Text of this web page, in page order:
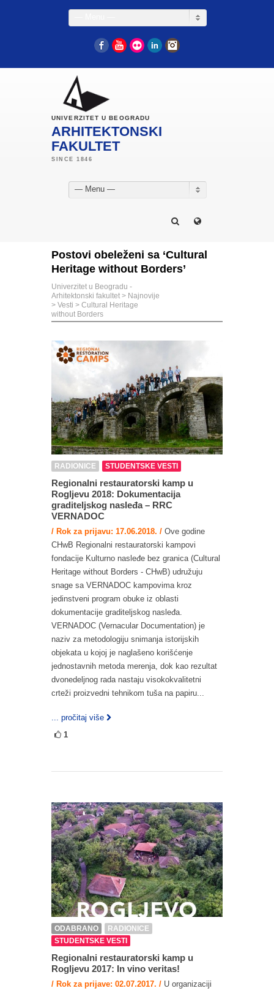
FacebookYouTube
Flickr LinkedIn
UNIVERZITET U BEOGRADU
ARHITEKTONSKI
FAKULTET
— Menu —
Postovi obeleženi sa ‘Cultural
Heritage without Borders’
Univerzitet u Beogradu -
Arhitektonski fakultet > Najnovije
> Vesti > Cultural Heritage
without Borders
RADIONICE STUDENTSKE VESTI
Regionalni restauratorski kamp u
Rogljevu 2018: Dokumentacija
graditeljskog nasleđa – RRC
VERNADOC
/ Rok za prijavu: 17.06.2018. / Ove godine
CHwB Regionalni restauratorski kampovi
fondacije Kulturno nasleđe bez granica (Cultural
Heritage without Borders - CHwB) udružuju
snage sa VERNADOC kampovima kroz
jedinstveni program obuke iz oblasti
dokumentacije graditeljskog nasleđa.
VERNADOC (Vernacular Documentation) je
naziv za metodologiju snimanja istorijskih
objekata u kojoj je naglašeno korišćenje
jednostavnih metoda merenja, dok kao rezultat
dvonedeljnog rada nastaju visokokvalitetni
crteži proizvedni tehnikom tuša na papiru...
... pročitaj više
1
ODABRANO
RADIONICE
STUDENTSKE VESTI
Regionalni restauratorski kamp u
Rogljevu 2017: In vino veritas!
/ Rok za prijave: 02.07.2017. / U organizaciji